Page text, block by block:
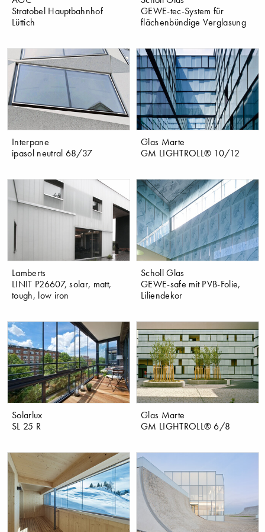
Stratobel Hauptbahnhof
Lüttich
GEWE-tec-System für
flächenbündige Verglasung
Interpane
ipasol neutral 68/37
Glas Marte
GM LIGHTROLL® 10/12
Lamberts
LINIT P26607, solar, matt,
tough, low iron
Scholl Glas
GEWE-safe mit PVB-Folie,
Liliendekor
Solarlux
SL 25 R
Glas Marte
GM LIGHTROLL® 6/8